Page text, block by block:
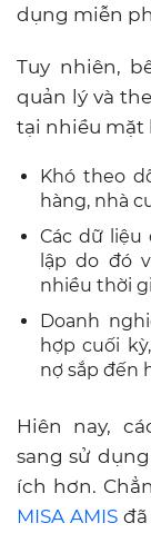
dụng miễn
Tuy nhiên,
quản lý và
tại nhiều mặt
Khó theo
hàng, nhà
Các dữ liệu
lập do đó
nhiều thời
Doanh
hợp cuối
nợ sắp đến
Hiên nay,
sang sử
ích hơn.
MISA AMIS